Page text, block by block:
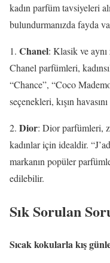
kadın parfüm tavsiyeleri
bulundurmanızda fayda
1. Chanel: Klasik ve
Chanel parfümleri,
“Chance”, “Coco
seçenekleri, kışın
2. Dior: Dior parfümleri,
kadınlar için idealdir.
markanın popüler
edilebilir.
Sık Sorulan
Sıcak kokularla kış